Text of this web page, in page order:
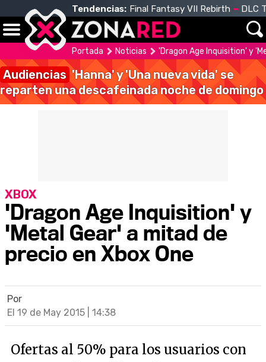
Tendencias: Final Fantasy VII Rebirth DLC
Portada Noticias 'Dragon Age Inquisition' y
Audiencias 'Hanna' y 'Una nueva vida' se
reparten una descafeinada noche de domingo
'Dragon Age Inquisition' y
'Metal Gear' a mitad de
precio en Xbox One
XBOX
Por
El 19 de May 2015 | 14:38
Ofertas al 50% para los usuarios con